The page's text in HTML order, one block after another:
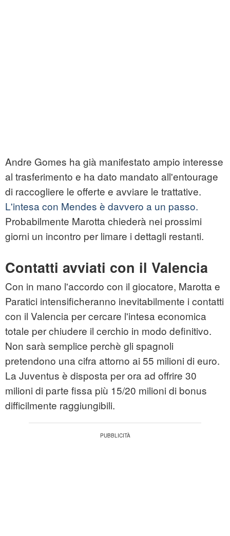
Andre Gomes ha già manifestato ampio interesse
al trasferimento e ha dato mandato all'entourage
di raccogliere le offerte e avviare le trattative.
L'intesa con Mendes è davvero a un passo.
Probabilmente Marotta chiederà nei prossimi
giorni un incontro per limare i dettagli restanti.
Contatti avviati con il Valencia
Con in mano l'accordo con il giocatore, Marotta e
Paratici intensificheranno inevitabilmente i contatti
con il Valencia per cercare l'intesa economica
totale per chiudere il cerchio in modo definitivo.
Non sarà semplice perchè gli spagnoli
pretendono una cifra attorno ai 55 milioni di euro.
La Juventus è disposta per ora ad offrire 30
milioni di parte fissa più 15/20 milioni di bonus
difficilmente raggiungibili.